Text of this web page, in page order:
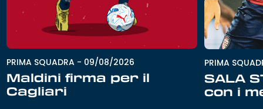
PRIMA SQUADRA - 09/08/2026
Maldini firma per il
Cagliari
PRIMA
SALA
con i